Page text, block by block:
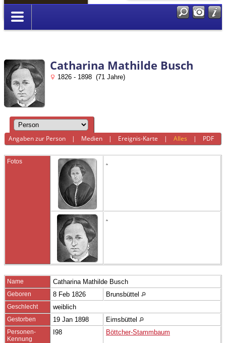
Anmelden
Catharina Mathilde Busch
1826 - 1898 (71 Jahre)
Angaben zur Person | Medien | Ereignis-Karte |Alles | PDF
Fotos
Name Catharina Mathilde Busch
Geboren 8 Feb 1826 Brunsbüttel
Geschlecht weiblich
Gestorben 19 Jan 1898 Eimsbüttel
Personen-
Kennung
I98 Böttcher-Stammbaum